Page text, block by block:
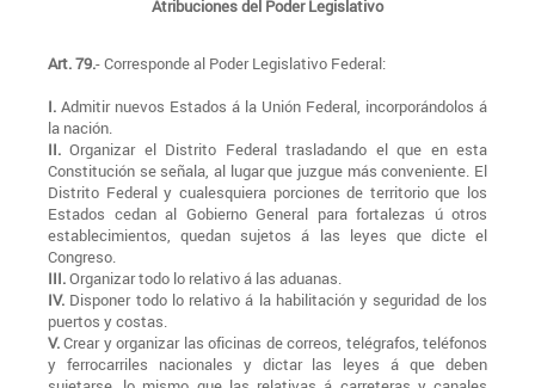
Atribuciones del Poder Legislativo
Art. 79.- Corresponde al Poder Legislativo Federal:
I. Admitir nuevos Estados á la Unión Federal, incorporándolos á
la nación.
II. Organizar el Distrito Federal trasladando el que en esta
Constitución se señala, al lugar que juzgue más conveniente. El
Distrito Federal y cualesquiera porciones de territorio que los
Estados cedan al Gobierno General para fortalezas ú otros
establecimientos, quedan sujetos á las leyes que dicte el
Congreso.
III.Organizar todo lo relativo á las aduanas.
IV. Disponer todo lo relativo á la habilitación y seguridad de los
puertos y costas.
V.Crear y organizar las oficinas de correos, telégrafos, teléfonos
y ferrocarriles nacionales y dictar las leyes á que deben